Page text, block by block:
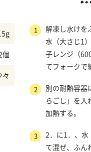
個
々
1
解凍し水けを
水（大さじ1
子レンジ（
てフォークで
2
別の耐熱容器
らごし」を入
加熱する。
3
2．に1．、水
て混ぜ、ふん